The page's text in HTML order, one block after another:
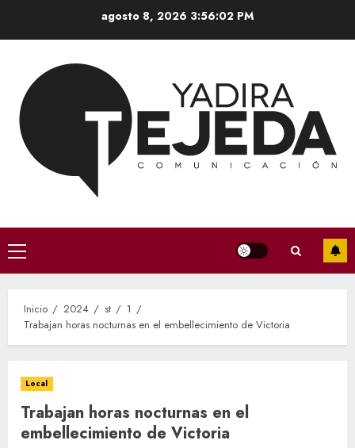
agosto 8, 2026 3:56:03 PM
Menú
principal
Inicio 2024 st
1
Trabajan horas nocturnas en el embellecimiento de Victoria
Local
Trabajan horas nocturnas en el
embellecimiento de Victoria